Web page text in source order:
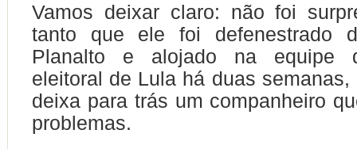
Vamos deixar claro: não foi
tanto que ele foi defenestrado
Planalto e alojado na equipe
eleitoral de Lula há duas semanas,
deixa para trás um companheiro
problemas.